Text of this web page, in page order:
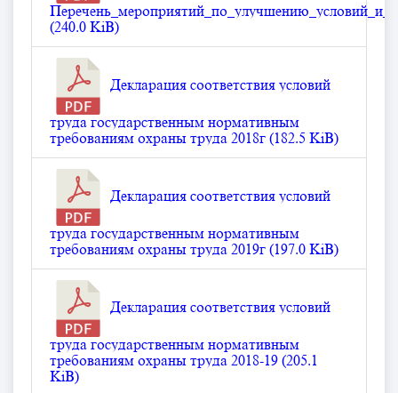
(240.0 KiB)
Декларация соответствия условий
труда государственным нормативным
требованиям охраны труда 2018г (182.5 KiB)
Декларация соответствия условий
труда государственным нормативным
требованиям охраны труда 2019г (197.0 KiB)
Декларация соответствия условий
труда государственным нормативным
требованиям охраны труда 2018-19 (205.1
KiB)